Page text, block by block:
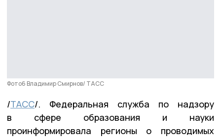
Фото6 Владимир Смирнов/ ТАСС
/ТАСС/. Федеральная служба по надзору
в сфере образования и науки
проинформировала регионы о проводимых